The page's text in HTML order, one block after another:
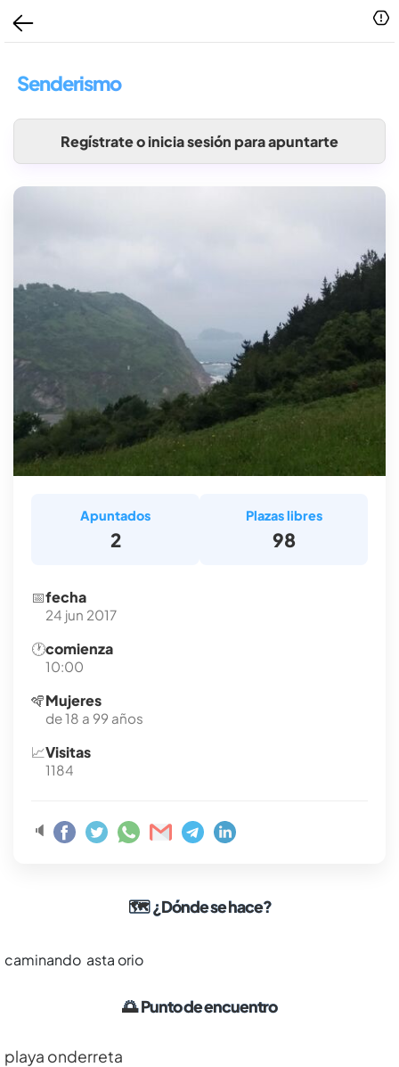
Senderismo
Regístrate o inicia sesión para apuntarte
Apuntados
2
Plazas libres
98
📅fecha
24 jun 2017
🕐comienza
10:00
🪇Mujeres
de 18 a 99 años
📈Visitas
1184
🔈
🗺¿Dónde se hace?
caminando asta orio
🌅Punto de encuentro
playa onderreta